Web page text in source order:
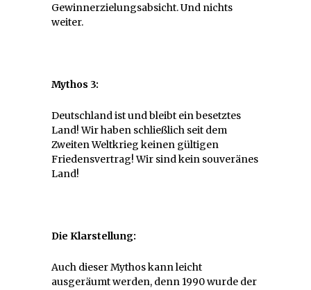
Gewinnerzielungsabsicht. Und nichts
weiter.
Mythos 3:
Deutschland ist und bleibt ein besetztes
Land! Wir haben schließlich seit dem
Zweiten Weltkrieg keinen gültigen
Friedensvertrag! Wir sind kein souveränes
Land!
Die Klarstellung:
Auch dieser Mythos kann leicht
ausgeräumt werden, denn 1990 wurde der